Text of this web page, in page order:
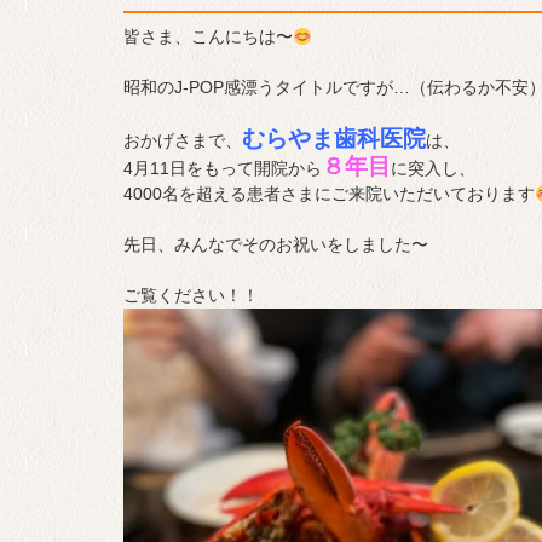
皆さま、こんにちは〜‍
昭和のJ-POP感漂うタイトルですが…（伝わるか不安
おかげさまで、 むらやま歯科医院は、
4月11日をもって開院から ８年目 に突入し、
4000名を超える患者さまにご来院いただいております
先日、みんなでそのお祝いをしました〜
ご覧ください！！